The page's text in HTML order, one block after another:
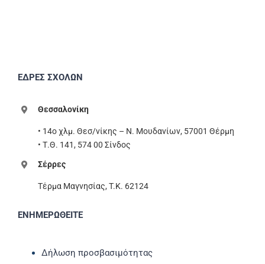
ΕΔΡΕΣ ΣΧΟΛΩΝ
Θεσσαλονίκη
• 14ο χλμ. Θεσ/νίκης – Ν. Μουδανίων, 57001 Θέρμη
• Τ.Θ. 141, 574 00 Σίνδος
Σέρρες
Τέρμα Μαγνησίας, T.K. 62124
ΕΝΗΜΕΡΩΘΕΙΤΕ
Δήλωση προσβασιμότητας